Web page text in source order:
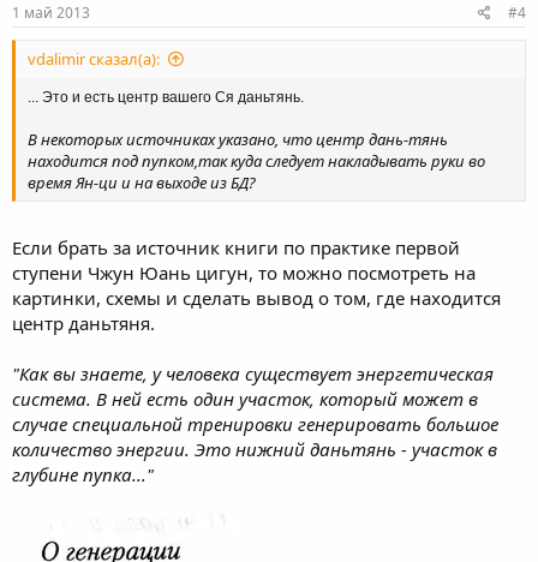
1 май 2013 #4
vdalimir сказал(а):
... Это и есть центр вашего Ся даньтянь.
В некоторых источниках указано, что центр дань-тянь
находится под пупком,так куда следует накладывать руки во
время Ян-ци и на выходе из БД?
Если брать за источник книги по практике первой
ступени Чжун Юань цигун, то можно посмотреть на
картинки, схемы и сделать вывод о том, где находится
центр даньтяня.
"Как вы знаете, у человека существует энергетическая
система. В ней есть один участок, который может в
случае специальной тренировки генерировать большое
количество энергии. Это нижний даньтянь - участок в
глубине пупка..."